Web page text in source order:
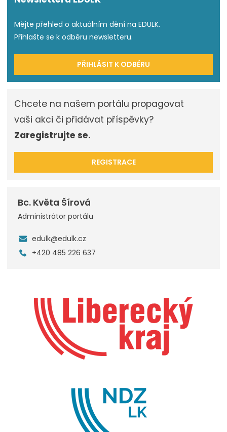
Mějte přehled o aktuálním dění na EDULK.
Přihlašte se k odběru newsletteru.
PŘIHLÁSIT K ODBĚRU
Chcete na našem portálu propagovat
vaši akci či přidávat příspěvky?
Zaregistrujte se.
REGISTRACE
Bc. Květa Šírová
Administrátor portálu
edulk@edulk.cz
+420 485 226 637